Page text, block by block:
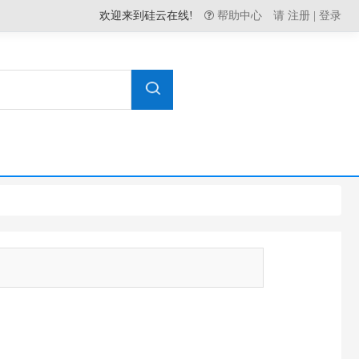
欢迎来到硅云在线! 帮助中心 请 注册 | 登录